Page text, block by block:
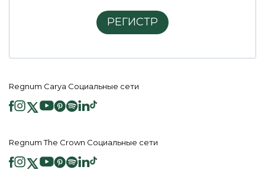
РЕГИСТР
Regnum Carya Социальные сети
Regnum The Crown Социальные сети